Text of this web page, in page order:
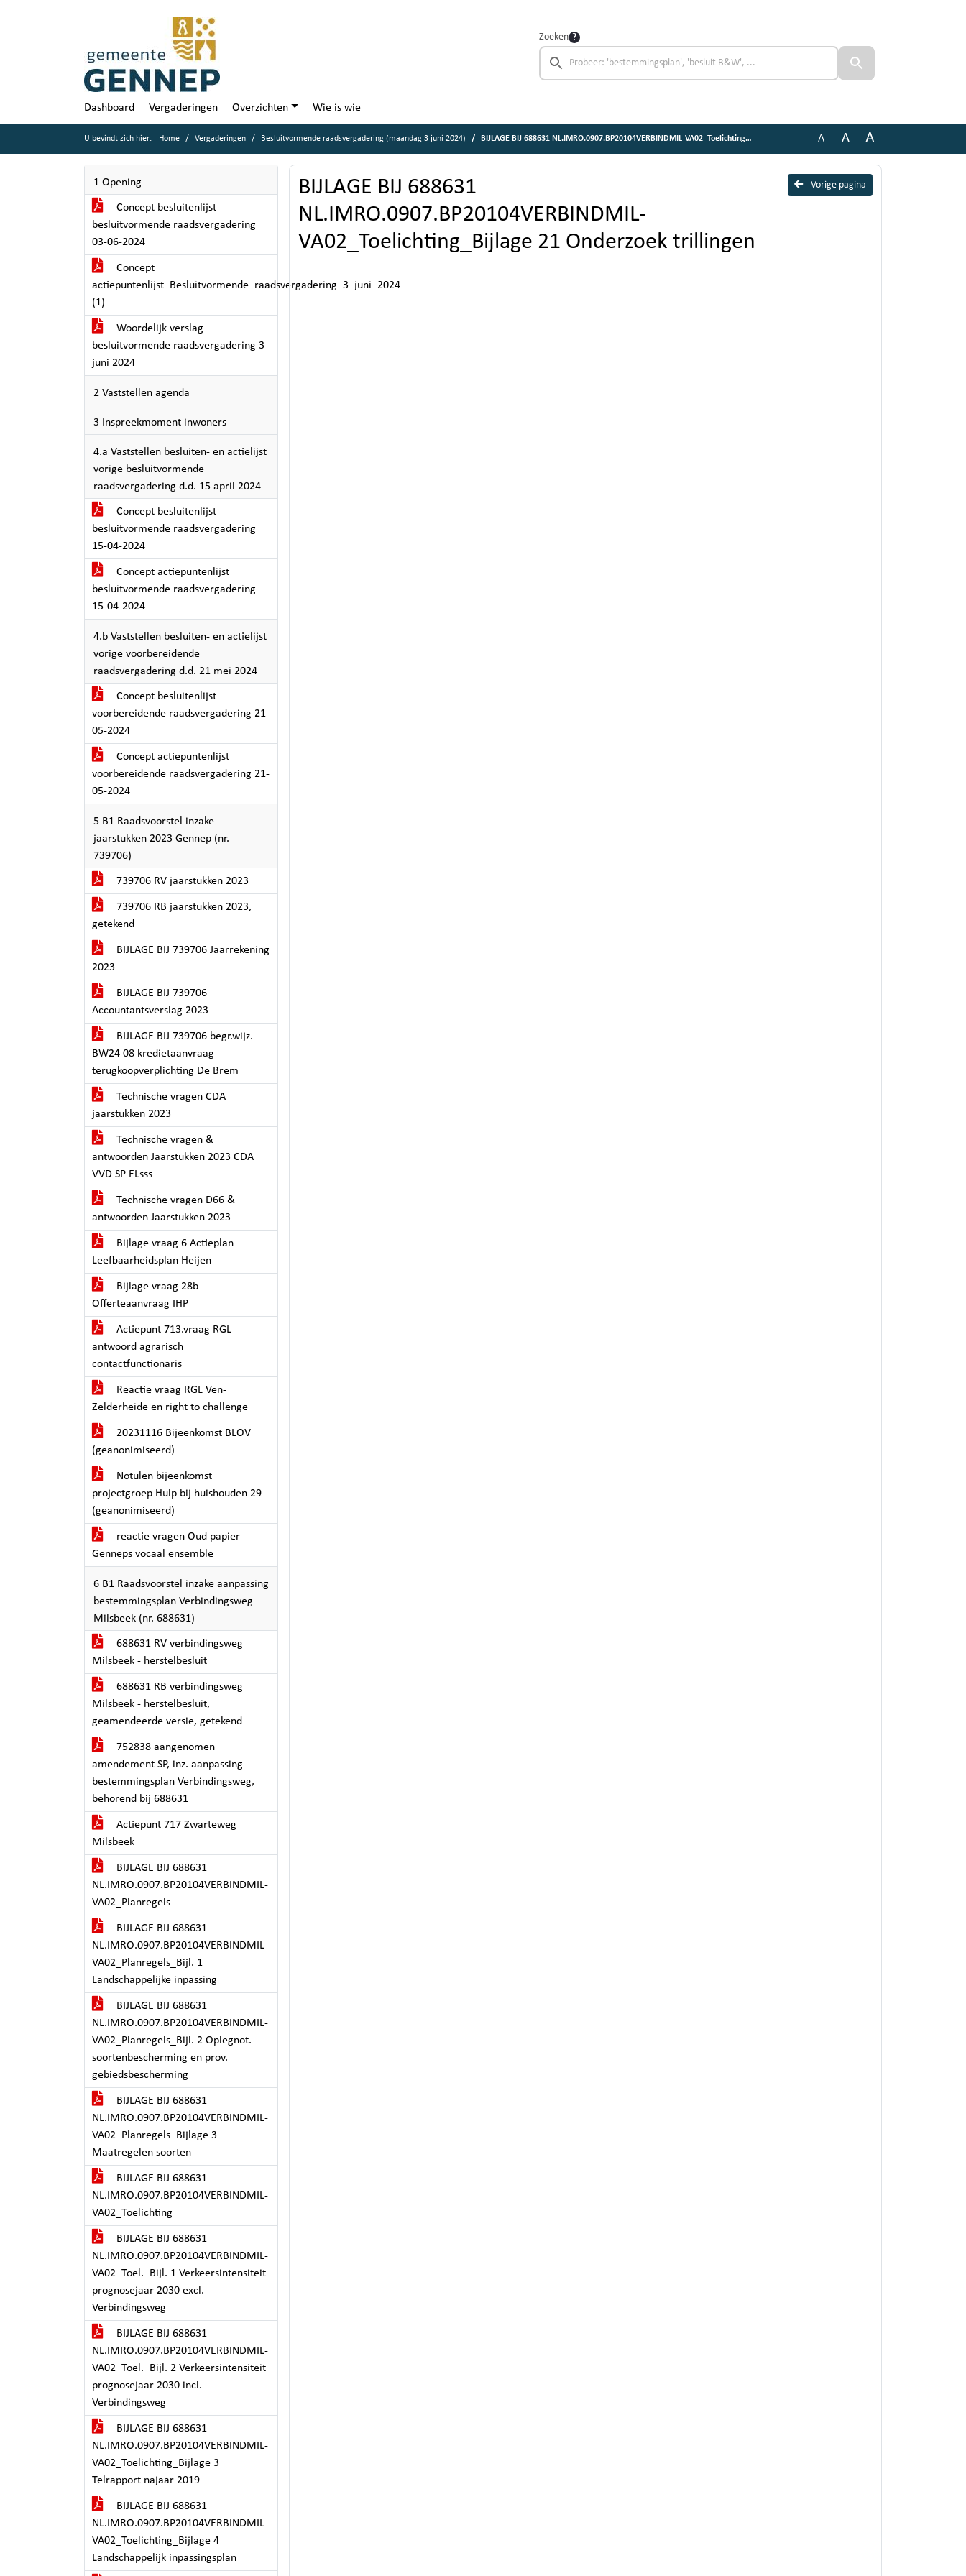
Zoeken
Dashboard Vergaderingen Overzichten Wie is wie
U bevindt zich hier: Home Vergaderingen Besluitvormende raadsvergadering (maandag 3 juni 2024) BIJLAGE BIJ 688631 NL.IMRO.0907.BP20104VERBINDMIL-VA02_Toelichting_Bijlage 21 Onderzoek trillingen A A A
1 Opening
Concept besluitenlijst
besluitvormende raadsvergadering
03-06-2024
Concept
actiepuntenlijst_Besluitvormende_raadsvergadering_3_juni_2024
(1)
Woordelijk verslag
besluitvormende raadsvergadering 3
juni 2024
2 Vaststellen agenda
3 Inspreekmoment inwoners
4.a Vaststellen besluiten- en actielijst
vorige besluitvormende
raadsvergadering d.d. 15 april 2024
Concept besluitenlijst
besluitvormende raadsvergadering
15-04-2024
Concept actiepuntenlijst
besluitvormende raadsvergadering
15-04-2024
4.b Vaststellen besluiten- en actielijst
vorige voorbereidende
raadsvergadering d.d. 21 mei 2024
Concept besluitenlijst
voorbereidende raadsvergadering 21-
05-2024
Concept actiepuntenlijst
voorbereidende raadsvergadering 21-
05-2024
5 B1 Raadsvoorstel inzake
jaarstukken 2023 Gennep (nr.
739706)
739706 RV jaarstukken 2023
739706 RB jaarstukken 2023,
getekend
BIJLAGE BIJ 739706 Jaarrekening
2023
BIJLAGE BIJ 739706
Accountantsverslag 2023
BIJLAGE BIJ 739706 begr.wijz.
BW24 08 kredietaanvraag
terugkoopverplichting De Brem
Technische vragen CDA
jaarstukken 2023
Technische vragen &
antwoorden Jaarstukken 2023 CDA
VVD SP ELsss
Technische vragen D66 &
antwoorden Jaarstukken 2023
Bijlage vraag 6 Actieplan
Leefbaarheidsplan Heijen
Bijlage vraag 28b
Offerteaanvraag IHP
Actiepunt 713.vraag RGL
antwoord agrarisch
contactfunctionaris
Reactie vraag RGL Ven-
Zelderheide en right to challenge
20231116 Bijeenkomst BLOV
(geanonimiseerd)
Notulen bijeenkomst
projectgroep Hulp bij huishouden 29
(geanonimiseerd)
reactie vragen Oud papier
Genneps vocaal ensemble
6 B1 Raadsvoorstel inzake aanpassing
bestemmingsplan Verbindingsweg
Milsbeek (nr. 688631)
688631 RV verbindingsweg
Milsbeek - herstelbesluit
688631 RB verbindingsweg
Milsbeek - herstelbesluit,
geamendeerde versie, getekend
752838 aangenomen
amendement SP, inz. aanpassing
bestemmingsplan Verbindingsweg,
behorend bij 688631
Actiepunt 717 Zwarteweg
Milsbeek
BIJLAGE BIJ 688631
NL.IMRO.0907.BP20104VERBINDMIL-
VA02_Planregels
BIJLAGE BIJ 688631
NL.IMRO.0907.BP20104VERBINDMIL-
VA02_Planregels_Bijl. 1
Landschappelijke inpassing
BIJLAGE BIJ 688631
NL.IMRO.0907.BP20104VERBINDMIL-
VA02_Planregels_Bijl. 2 Oplegnot.
soortenbescherming en prov.
gebiedsbescherming
BIJLAGE BIJ 688631
NL.IMRO.0907.BP20104VERBINDMIL-
VA02_Planregels_Bijlage 3
Maatregelen soorten
BIJLAGE BIJ 688631
NL.IMRO.0907.BP20104VERBINDMIL-
VA02_Toelichting
BIJLAGE BIJ 688631
NL.IMRO.0907.BP20104VERBINDMIL-
VA02_Toel._Bijl. 1 Verkeersintensiteit
prognosejaar 2030 excl.
Verbindingsweg
BIJLAGE BIJ 688631
NL.IMRO.0907.BP20104VERBINDMIL-
VA02_Toel._Bijl. 2 Verkeersintensiteit
prognosejaar 2030 incl.
Verbindingsweg
BIJLAGE BIJ 688631
NL.IMRO.0907.BP20104VERBINDMIL-
VA02_Toelichting_Bijlage 3
Telrapport najaar 2019
BIJLAGE BIJ 688631
NL.IMRO.0907.BP20104VERBINDMIL-
VA02_Toelichting_Bijlage 4
Landschappelijk inpassingsplan
Vorige pagina
BIJLAGE BIJ 688631
NL.IMRO.0907.BP20104VERBINDMIL-
VA02_Toelichting_Bijlage 21 Onderzoek trillingen